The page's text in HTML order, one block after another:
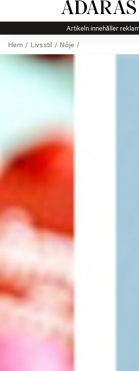
Artikeln innehåller
Hem / Livsstil / Nöje /